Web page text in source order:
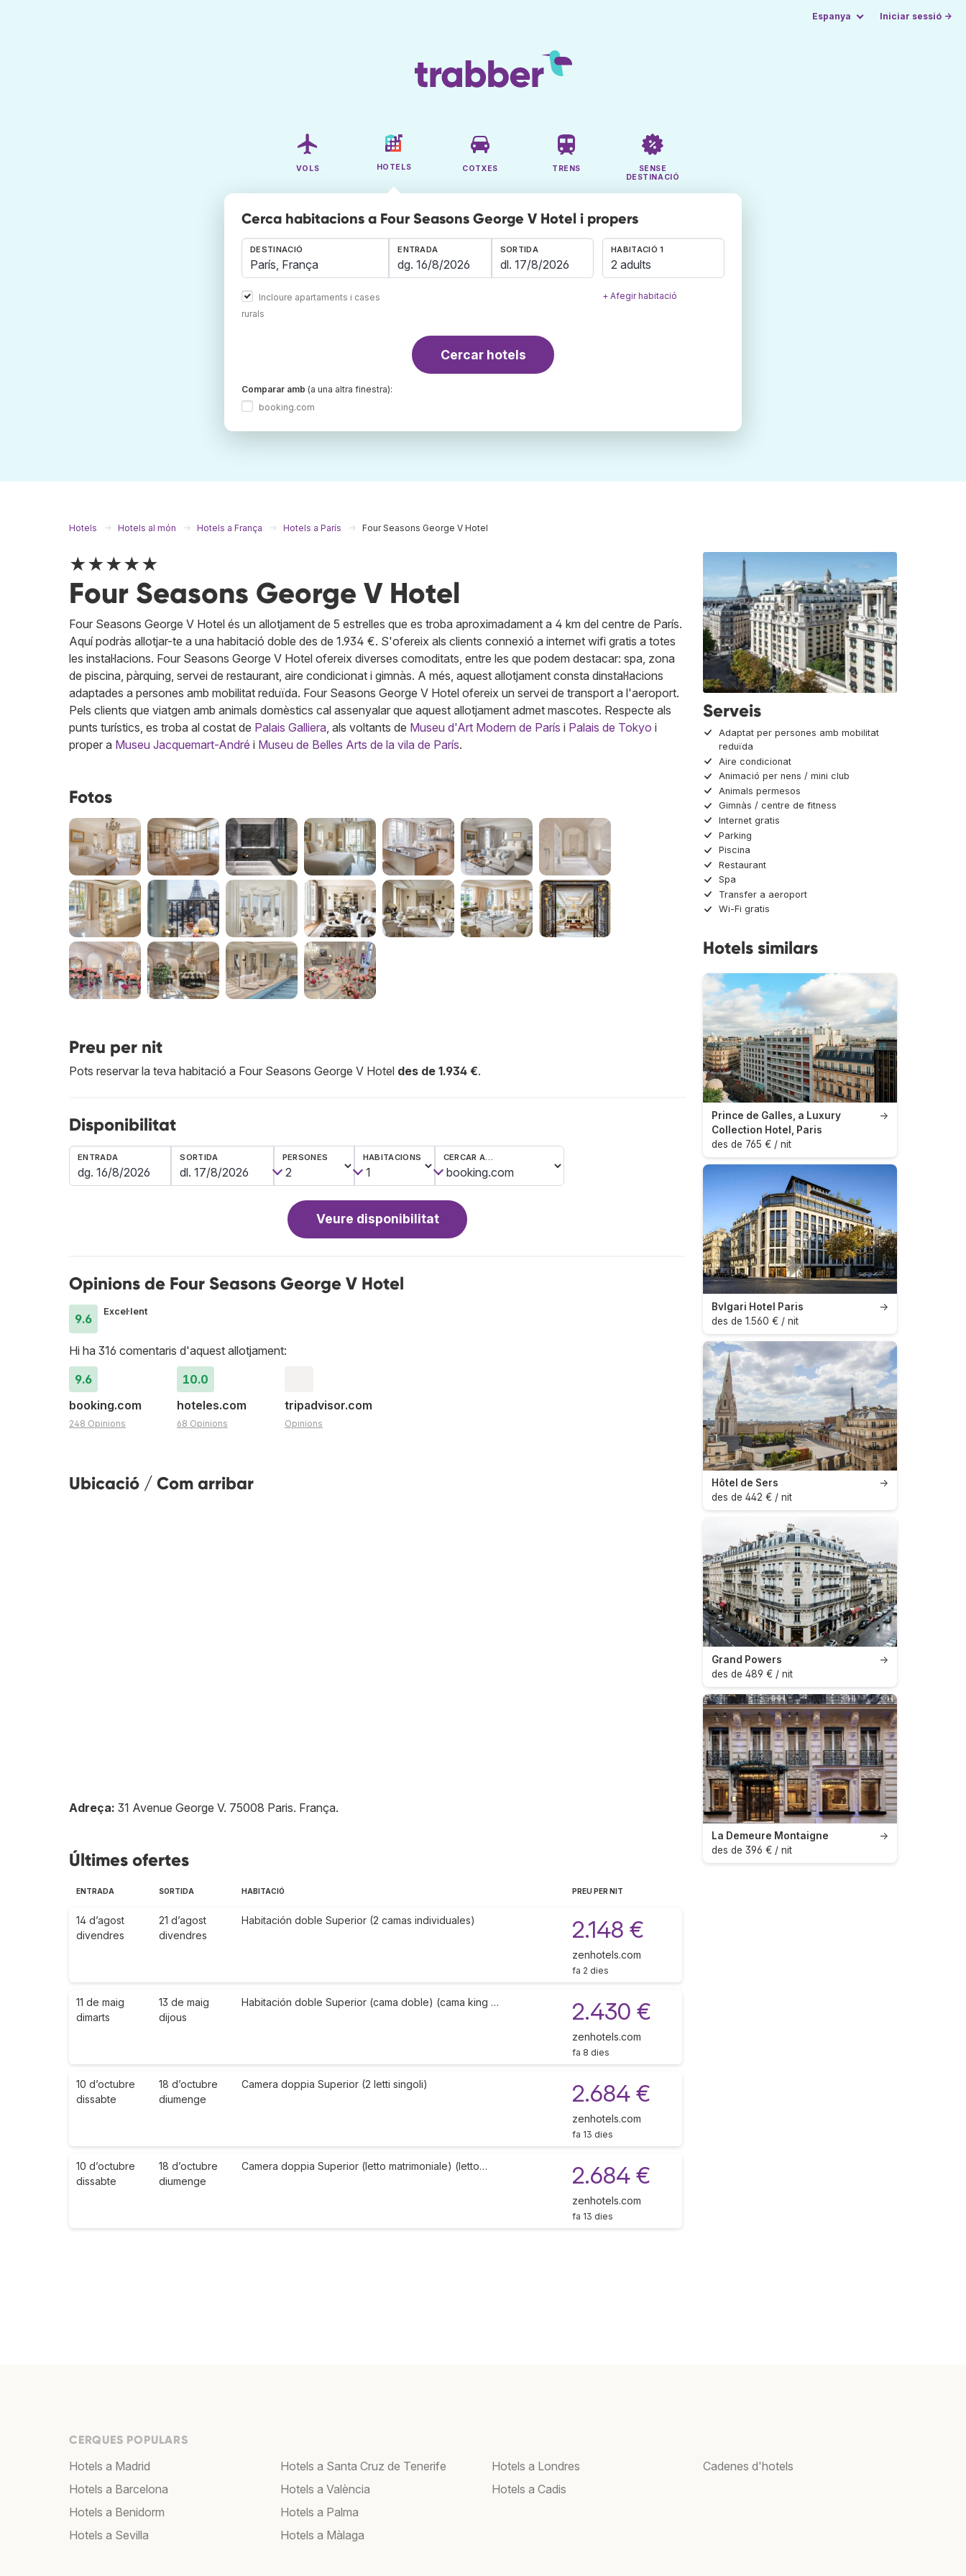
Espanya Iniciar sessió →
VOLS HOTELS COTXES TRENS
SENSE
DESTINACIÓ
Cerca habitacions a Four Seasons George V Hotel i propers
DESTINACIÓ
Incloure apartaments i cases
rurals
ENTRADA SORTIDA HABITACIÓ 1
2 adults
+ Afegir habitació
Cercar hotels
Comparar amb (a una altra finestra):
booking.com
Hotels Hotels al món Hotels a França Hotels a París Four Seasons George V Hotel
★★★★★
Four Seasons George V Hotel
Four Seasons George V Hotel és un allotjament de 5 estrelles que es troba aproximadament a 4 km del centre de París.
Aquí podràs allotjar-te a una habitació doble des de 1.934 €. S'ofereix als clients connexió a internet wifi gratis a totes
les instal·lacions. Four Seasons George V Hotel ofereix diverses comoditats, entre les que podem destacar: spa, zona
de piscina, pàrquing, servei de restaurant, aire condicionat i gimnàs. A més, aquest allotjament consta dinstal·lacions
adaptades a persones amb mobilitat reduïda. Four Seasons George V Hotel ofereix un servei de transport a l'aeroport.
Pels clients que viatgen amb animals domèstics cal assenyalar que aquest allotjament admet mascotes. Respecte als
punts turístics, es troba al costat de Palais Galliera, als voltants de Museu d'Art Modern de París i Palais de Tokyo i
proper a Museu Jacquemart-André i Museu de Belles Arts de la vila de París.
Fotos
Preu per nit
Pots reservar la teva habitació a Four Seasons George V Hotel des de 1.934 €.
Disponibilitat
ENTRADA SORTIDA PERSONES HABITACIONS CERCAR A…
Veure disponibilitat
Opinions de Four Seasons George V Hotel
9.6
Excel·lent
Hi ha 316 comentaris d'aquest allotjament:
9.6
booking.com
248 Opinions
10.0
hoteles.com
68 Opinions
tripadvisor.com
Opinions
Ubicació / Com arribar
Adreça: 31 Avenue George V. 75008 Paris. França.
Últimes ofertes
ENTRADA SORTIDA HABITACIÓ PREU PER NIT
14 d’agost
divendres
21 d’agost
divendres
Habitación doble Superior (2 camas individuales) 2.148 €
zenhotels.com
fa 2 dies
11 de maig
dimarts
13 de maig
dijous
Habitación doble Superior (cama doble) (cama king … 2.430 €
zenhotels.com
fa 8 dies
10 d’octubre
dissabte
18 d’octubre
diumenge
Camera doppia Superior (2 letti singoli) 2.684 €
zenhotels.com
fa 13 dies
10 d’octubre
dissabte
18 d’octubre
diumenge
Camera doppia Superior (letto matrimoniale) (letto… 2.684 €
zenhotels.com
fa 13 dies
Serveis
Adaptat per persones amb mobilitat
reduïda
Aire condicionat
Animació per nens / mini club
Animals permesos
Gimnàs / centre de fitness
Internet gratis
Parking
Piscina
Restaurant
Spa
Transfer a aeroport
Wi-Fi gratis
Hotels similars
→
Prince de Galles, a Luxury
Collection Hotel, Paris
des de 765 € / nit
→
Bvlgari Hotel Paris
des de 1.560 € / nit
→
Hôtel de Sers
des de 442 € / nit
→
Grand Powers
des de 489 € / nit
→
La Demeure Montaigne
des de 396 € / nit
CERQUES POPULARS
Hotels a Madrid
Hotels a Barcelona
Hotels a Benidorm
Hotels a Sevilla
Hotels a Santa Cruz de Tenerife
Hotels a València
Hotels a Palma
Hotels a Màlaga
Hotels a Londres
Hotels a Cadis
Cadenes d'hotels